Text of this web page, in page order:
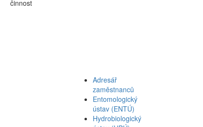
činnost
Adresář
zaměstnanců
Entomologický
ústav (ENTÚ)
Hydrobiologický